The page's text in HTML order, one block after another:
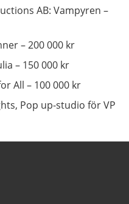
AB: Vampyren –
– 200 000 kr
– 150 000 kr
All – 100 000 kr
Pop up-studio för VP